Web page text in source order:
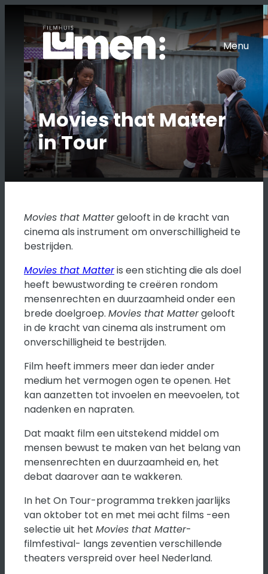
naar
inhoud
Menu
Movies that Matter
in Tour
Movies that Mattergelooft in de kracht van
cinema als instrument om onverschilligheid te
bestrijden.
Movies that Matteris een stichting die als doel
heeft bewustwording te creëren rondom
mensenrechten en duurzaamheid onder een
brede doelgroep. Movies that Mattergelooft
in de kracht van cinema als instrument om
onverschilligheid te bestrijden.
Film heeft immers meer dan ieder ander
medium het vermogen ogen te openen. Het
kan aanzetten tot invoelen en meevoelen, tot
nadenken en napraten.
Dat maakt film een uitstekend middel om
mensen bewust te maken van het belang van
mensenrechten en duurzaamheid en, het
debat daarover aan te wakkeren.
In het On Tour-programma trekken jaarlijks
van oktober tot en met mei acht films -een
selectie uit het Movies that Matter-
filmfestival- langs zeventien verschillende
theaters verspreid over heel Nederland.